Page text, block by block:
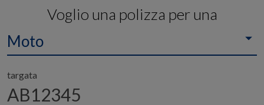
Voglio una polizza per una
Moto
targata